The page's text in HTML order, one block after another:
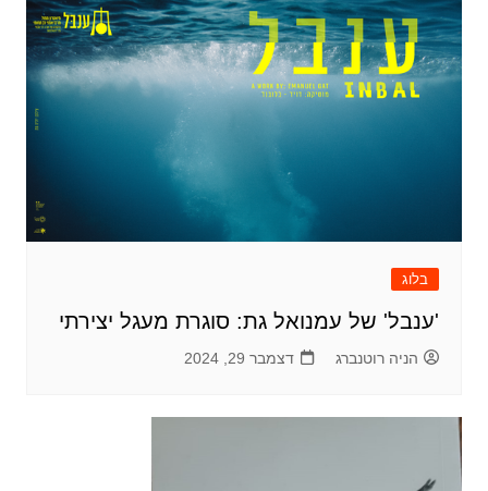
בלוג
'ענבל' של עמנואל גת: סוגרת מעגל יצירתי
הניה רוטנברג דצמבר 29, 2024